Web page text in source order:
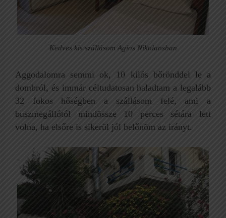
Kedves kis szállásom Agios Nikolaosban
Aggodalomra semmi ok, 10 kilós bőrönddel le a
dombról, és immár céltudatosan haladtam a legalább
32 fokos hőségben a szállásom felé, ami a
buszmegállótól mindössze 10 perces sétára lett
volna, ha elsőre is sikerül jól belőnöm az irányt.